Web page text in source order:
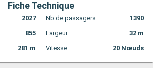
Fiche Technique
2027 Nb de passagers :
1390
855 Largeur : 32 m
281 m Vitesse : 20 Nœuds